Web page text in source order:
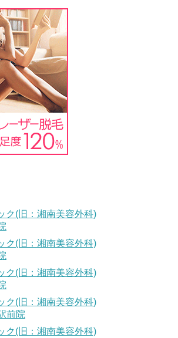
ク(旧：湘南美容外科)
ク(旧：湘南美容外科)
ク(旧：湘南美容外科)
ク(旧：湘南美容外科)
前院
ク(旧：湘南美容外科)